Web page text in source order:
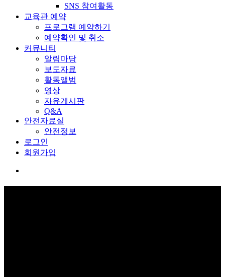
SNS 참여활동
교육관 예약
프로그램 예약하기
예약확인 및 취소
커뮤니티
알림마당
보도자료
활동앨범
영상
자유게시판
Q&A
안전자료실
안전정보
로그인
회원가입